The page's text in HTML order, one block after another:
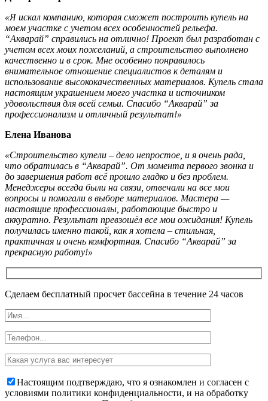
«Я искал компанию, которая сможет построить купель на
моем участке с учетом всех особенностей рельефа.
“Акварай” справились на отлично! Проект был разработан с
учетом всех моих пожеланий, а строительство выполнено
качественно и в срок. Мне особенно понравилось
внимательное отношение специалистов к деталям и
использование высококачественных материалов. Купель стала
настоящим украшением моего участка и источником
удовольствия для всей семьи. Спасибо “Акварай” за
профессионализм и отличный результат!»
Елена Иванова
«Строительство купели – дело непростое, и я очень рада,
что обратилась в “Акварай”. От момента первого звонка и
до завершения работ всё прошло гладко и без проблем.
Менеджеры всегда были на связи, отвечали на все мои
вопросы и помогали в выборе материалов. Мастера —
настоящие профессионалы, работающие быстро и
аккуратно. Результат превзошёл все мои ожидания! Купель
получилась именно такой, как я хотела – стильная,
практичная и очень комфортная. Спасибо “Акварай” за
прекрасную работу!»
Сделаем бесплатный просчет бассейна в течение 24 часов
Настоящим подтверждаю, что я ознакомлен и согласен с
условиями политики конфиденциальности, и на обработку